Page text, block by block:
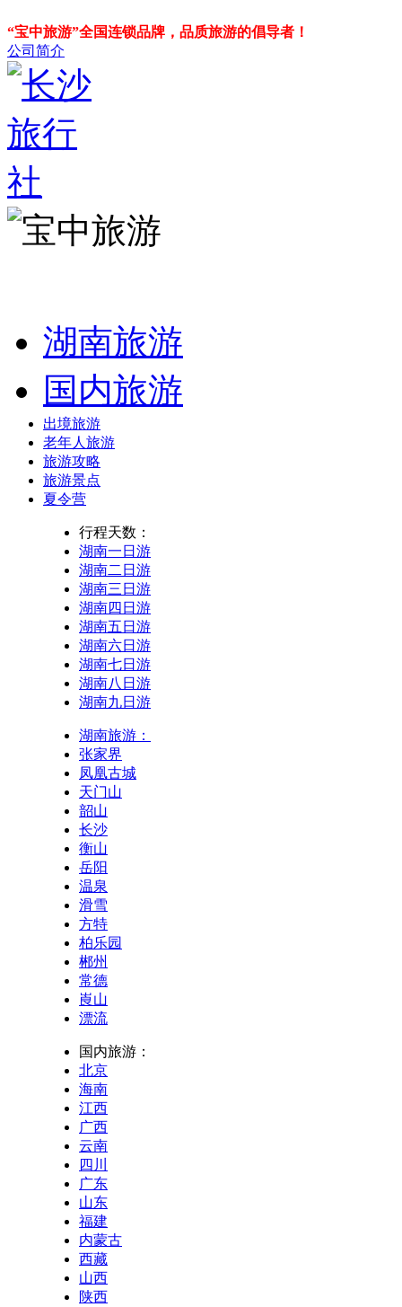
“宝中旅游”全国连锁品牌，品质旅游的倡导者！
公司简介
湖南旅游
国内旅游
出境旅游
老年人旅游
旅游攻略
旅游景点
夏令营
行程天数：
湖南一日游
湖南二日游
湖南三日游
湖南四日游
湖南五日游
湖南六日游
湖南七日游
湖南八日游
湖南九日游
湖南旅游：
张家界
凤凰古城
天门山
韶山
长沙
衡山
岳阳
温泉
滑雪
方特
柏乐园
郴州
常德
崀山
漂流
国内旅游：
北京
海南
江西
广西
云南
四川
广东
山东
福建
内蒙古
西藏
山西
陕西